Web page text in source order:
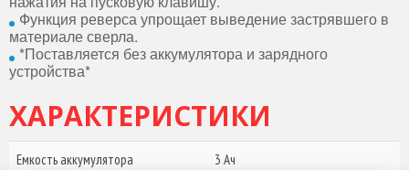
Функция реверса упрощает выведение застрявшего в
материале сверла.
*Поставляется без аккумулятора и зарядного
устройства*
ХАРАКТЕРИСТИКИ
Емкость аккумулятора 3 Ач